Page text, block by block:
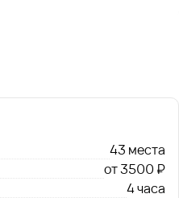
43 места
от 3500 ₽
4 часа